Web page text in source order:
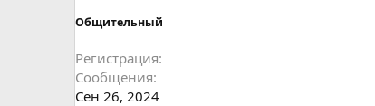
Общительный
Регистрация
Сообщения
Сен 26, 2024